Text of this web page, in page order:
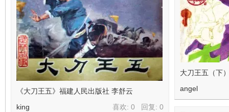
《大刀王五》福建人民出版社 李舒云
喜欢: 0 回复: 0
king
大刀王五（下
angel